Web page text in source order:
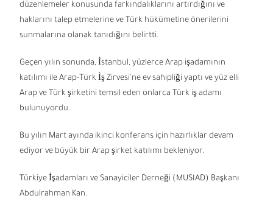
düzenlemeler konusunda farkındalıklarını artırdığını ve
haklarını talep etmelerine ve Türk hükümetine önerilerini
sunmalarına olanak tanıdığını belirtti.
Geçen yılın sonunda, İstanbul, yüzlerce Arap işadamının
katılımı ile Arap-Türk İş Zirvesi’ne ev sahipliği yaptı ve yüz elli
Arap ve Türk şirketini temsil eden onlarca Türk iş adamı
bulunuyordu.
Bu yılın Mart ayında ikinci konferans için hazırlıklar devam
ediyor ve büyük bir Arap şirket katılımı bekleniyor.
Türkiye İşadamları ve Sanayiciler Derneği (MUSIAD) Başkanı
Abdulrahman Kan.